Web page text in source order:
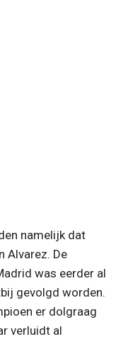
namelijk dat
Alvarez. De
was eerder al
gevolgd worden.
er dolgraag
verluidt al